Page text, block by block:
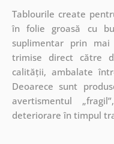
Tablourile create
în folie groasă cu
suplimentar prin
trimise direct către
calității, ambalate
Deoarece sunt
avertismentul
deteriorare în timpul